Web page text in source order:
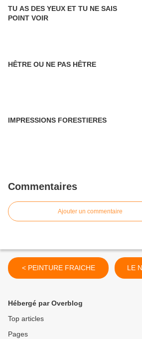
TU AS DES YEUX ET TU NE SAIS
POINT VOIR
HÊTRE OU NE PAS HÊTRE
IMPRESSIONS FORESTIERES
Commentaires
Ajouter un commentaire
< PEINTURE FRAICHE
Hébergé par Overblog
Top articles
Pages